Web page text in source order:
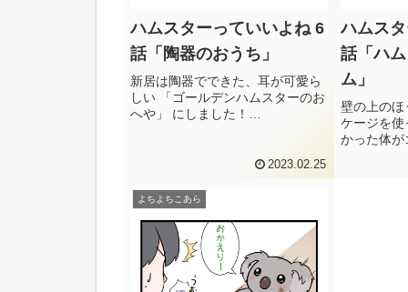
ハムスターっていいよね 6
話「陶器のおうち」
新居は陶器でできた、耳が可愛ら
しい 「ゴールデンハムスターのお
へや」 にしました！
function(){arguments.c...2023.02.25
ハムス
話「ハ
ム」
壁の上のほ
ケージを使
かった体
よちよちこあら